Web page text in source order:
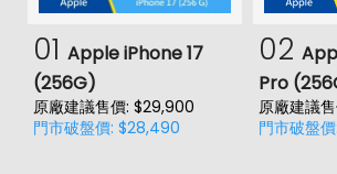
01 Apple iPhone 17
(256G)
原廠建議售價: $29,900
門市破盤價: $28,490
02
Pro
原廠建議
門市破盤